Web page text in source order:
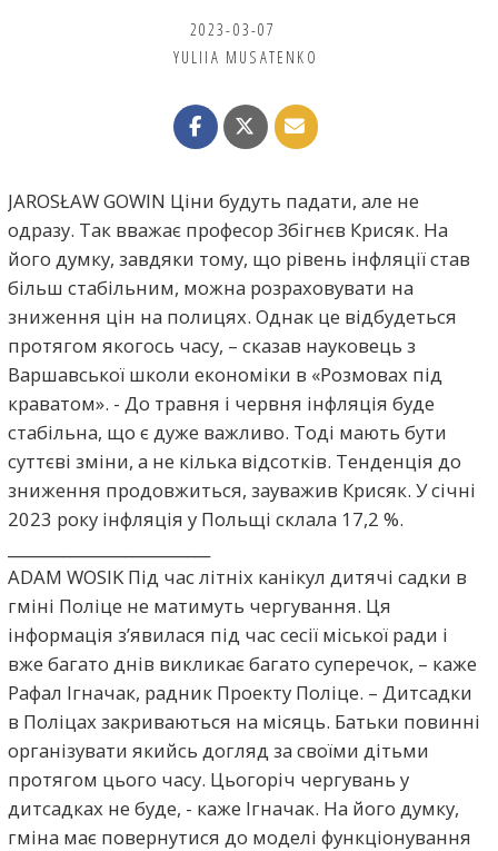
2023-03-07
YULIIA MUSATENKO
JAROSŁAW GOWIN Ціни будуть падати, але не
одразу. Так вважає професор Збігнєв Крисяк. На
його думку, завдяки тому, що рівень інфляції став
більш стабільним, можна розраховувати на
зниження цін на полицях. Однак це відбудеться
протягом якогось часу, – сказав науковець з
Варшавської школи економіки в «Розмовах під
краватом». - До травня і червня інфляція буде
стабільна, що є дуже важливо. Тоді мають бути
суттєві зміни, а не кілька відсотків. Тенденція до
зниження продовжиться, зауважив Крисяк. У січні
2023 року інфляція у Польщі склала 17,2 %.
ADAM WOSIK Під час літніх канікул дитячі садки в
гміні Поліце не матимуть чергування. Ця
інформація з’явилася під час сесії міської ради і
вже багато днів викликає багато суперечок, – каже
Рафал Ігначак, радник Проекту Поліце. – Дитсадки
в Поліцах закриваються на місяць. Батьки повинні
організувати якийсь догляд за своїми дітьми
протягом цього часу. Цьогоріч чергувань у
дитсадках не буде, - каже Ігначак. На його думку,
гміна має повернутися до моделі функціонування